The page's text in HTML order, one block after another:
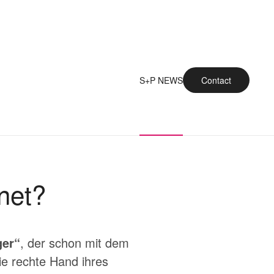
S+P NEWS Contact
, der schon mit dem
rechte Hand ihres